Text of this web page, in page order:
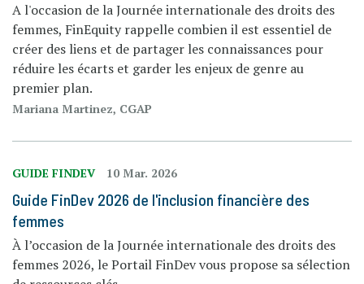
A l'occasion de la Journée internationale des droits des
femmes, FinEquity rappelle combien il est essentiel de
créer des liens et de partager les connaissances pour
réduire les écarts et garder les enjeux de genre au
premier plan.
Mariana Martinez, CGAP
GUIDE FINDEV 10 Mar. 2026
Guide FinDev 2026 de l'inclusion financière des
femmes
À l’occasion de la Journée internationale des droits des
femmes 2026, le Portail FinDev vous propose sa sélection